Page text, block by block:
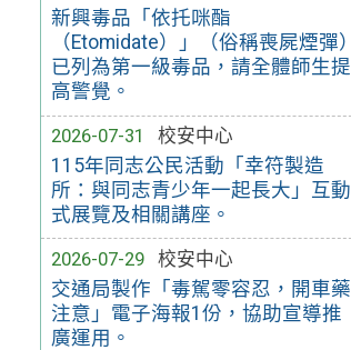
新興毒品「依托咪酯
（Etomidate）」（俗稱喪屍煙彈）
已列為第一級毒品，請全體師生提
高警覺。
2026-07-31
校安中心
115年同志公民活動「幸符製造
所：與同志青少年一起長大」互動
式展覽及相關講座。
2026-07-29
校安中心
交通局製作「毒駕零容忍，開車藥
注意」電子海報1份，協助宣導推
廣運用。